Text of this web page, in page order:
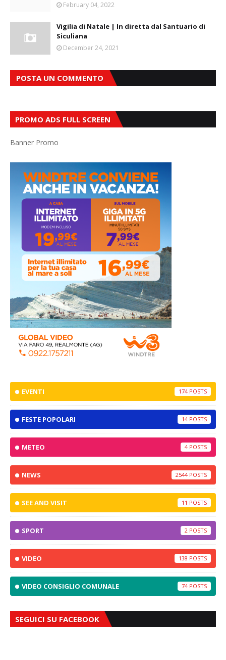
February 04, 2022
Vigilia di Natale | In diretta dal Santuario di
Siculiana
December 24, 2021
POSTA UN COMMENTO
PROMO ADS FULL SCREEN
Banner Promo
EVENTI 174
FESTE POPOLARI 14
METEO 4
NEWS 2544
SEE AND VISIT 11
SPORT 2
VIDEO 138
VIDEO CONSIGLIO COMUNALE 74
SEGUICI SU FACEBOOK